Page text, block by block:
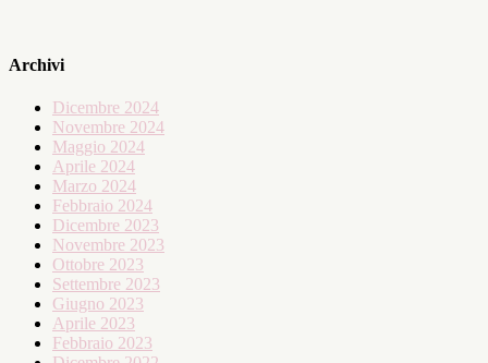
Archivi
Dicembre 2024
Novembre 2024
Maggio 2024
Aprile 2024
Marzo 2024
Febbraio 2024
Dicembre 2023
Novembre 2023
Ottobre 2023
Settembre 2023
Giugno 2023
Aprile 2023
Febbraio 2023